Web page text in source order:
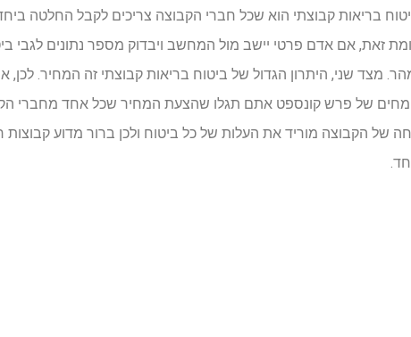
בריאות קבוצתי הוא שכל חברי הקבוצה צריכים לקבל החלטה
זאת, אם אדם פרטי יישב מול המחשב ויבדוק מספר נתונים לגבי
מצד שני, היתרון הגדול של ביטוח בריאות קבוצתי זה המחיר. לכן,
של פרש קונספט אתם תגלו שהצעת המחיר שכל אחד מחברי
של הקבוצה מוריד את העלות של כל ביטוח ולכן ברור מדוע קבוצות